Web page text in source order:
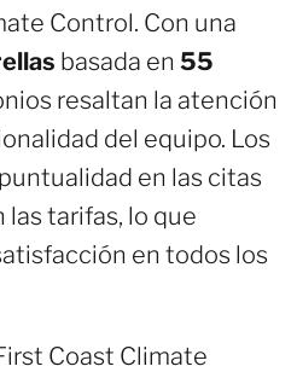
Control. Con una
basada en 55
resaltan la atención
del equipo. Los
en las citas
las tarifas, lo que
en todos los
Coast Climate